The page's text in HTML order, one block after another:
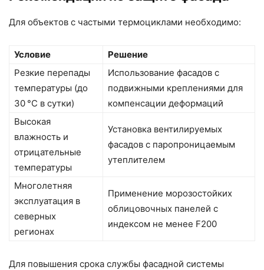
Для объектов с частыми термоциклами необходимо:
Условие
Решение
Резкие перепады
температуры (до
30 °C в сутки)
Использование фасадов с
подвижными креплениями для
компенсации деформаций
Высокая
влажность и
отрицательные
температуры
Установка вентилируемых
фасадов с паропроницаемым
утеплителем
Многолетняя
эксплуатация в
северных
регионах
Применение морозостойких
облицовочных панелей с
индексом не менее F200
Для повышения срока службы фасадной системы